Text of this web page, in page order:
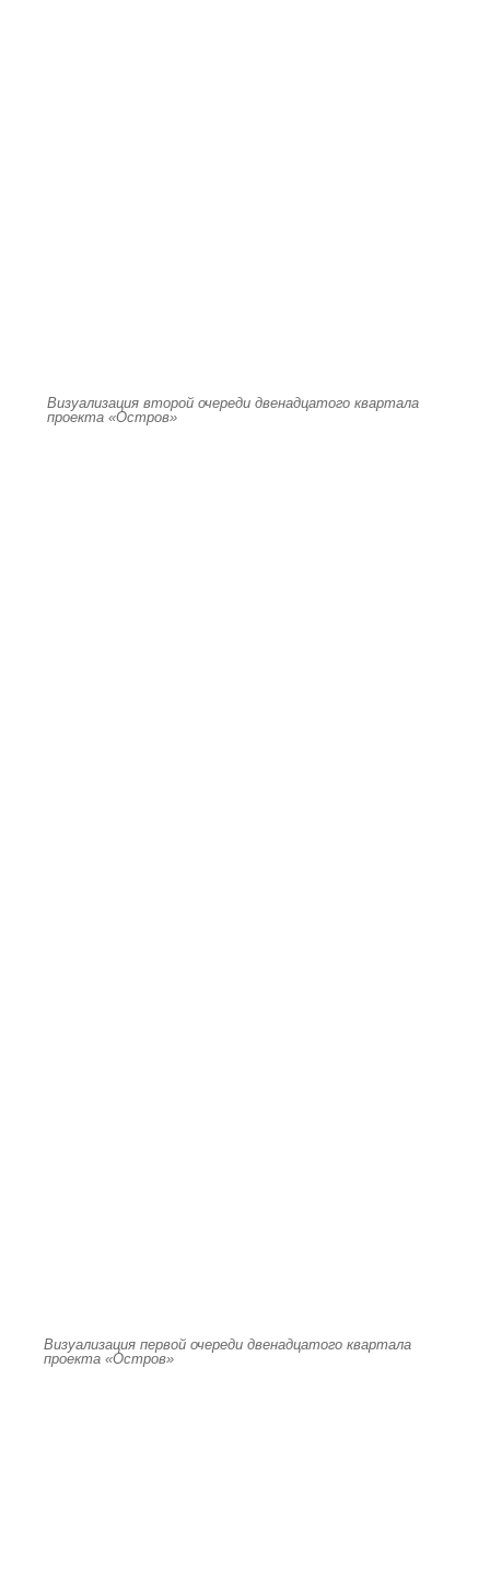
Визуализация второй очереди двенадцатого квартала
проекта «Остров»
Визуализация первой очереди двенадцатого квартала
проекта «Остров»